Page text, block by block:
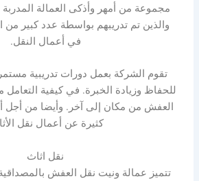
مجموعة من أمهر وأذكى العمالة
والذين تم تدريبهم بواسطة عدد كبير من
في أعمال النقل.
تقوم الشركة بعمل دورات تدريبية
للحفاظ وزيادة الخبرة. في كيفية
العفش من مكان إلى آخر. وأيضا من أجل
كثيرة عن أعمال نقل
نقل اثاث
تتميز عمالة ونيت نقل العفش